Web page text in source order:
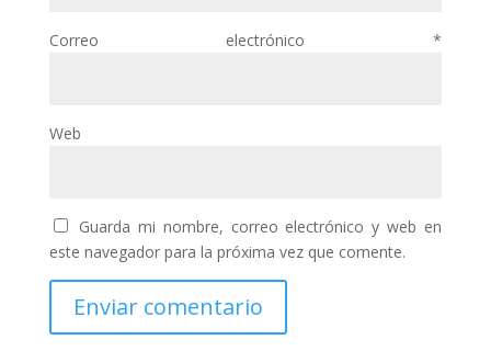
Correo electrónico*
Web
Guarda mi nombre, correo electrónico y web en
este navegador para la próxima vez que comente.